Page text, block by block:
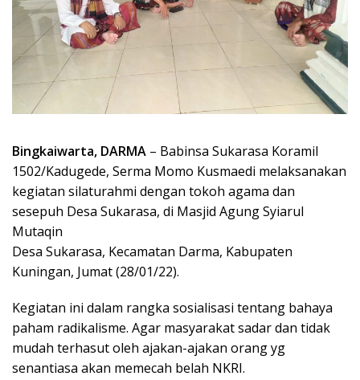
Bingkaiwarta, DARMA – Babinsa Sukarasa Koramil
1502/Kadugede, Serma Momo Kusmaedi melaksanakan
kegiatan silaturahmi dengan tokoh agama dan
sesepuh Desa Sukarasa, di Masjid Agung Syiarul
Mutaqin
Desa Sukarasa, Kecamatan Darma, Kabupaten
Kuningan, Jumat (28/01/22).
Kegiatan ini dalam rangka sosialisasi tentang bahaya
paham radikalisme. Agar masyarakat sadar dan tidak
mudah terhasut oleh ajakan-ajakan orang yg
senantiasa akan memecah belah NKRI.